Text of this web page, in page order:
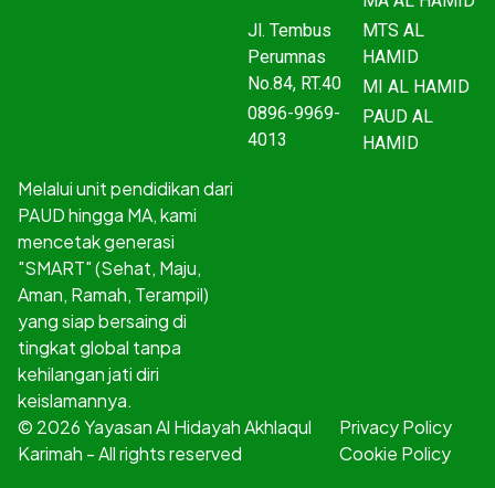
Melalui unit pendidikan dari
PAUD hingga MA, kami
mencetak generasi
"SMART" (Sehat, Maju,
Aman, Ramah, Terampil)
yang siap bersaing di
tingkat global tanpa
kehilangan jati diri
keislamannya.
Jl. Tembus
Perumnas
No.84, RT.40
0896-9969-
4013
MTS AL
HAMID
MI AL HAMID
PAUD AL
HAMID
© 2026 Yayasan Al Hidayah Akhlaqul
Karimah - All rights reserved
Privacy Policy
Cookie Policy